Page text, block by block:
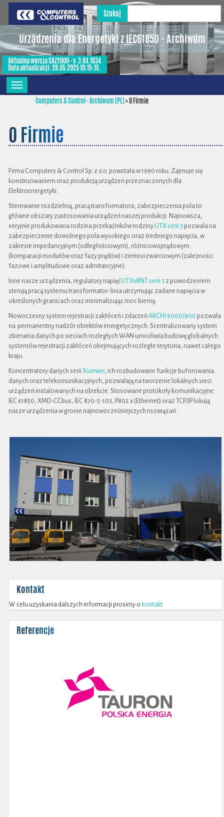
Szukaj
Urządzenia dla Energetyki z IEC61850 - Archiwum
Aktualna wersja SAZ2000 - v. 3.84.1634
Data aktualizacji: 28.05.2025 10:15:15.
Computers & Control - Archiwum (PL)>O Firmie
O Firmie
Firma Computers & Control Sp. z o.o. powstała w 1990 roku. Zajmuje się
konstruowaniem oraz produkcją urządzeń przeznaczonych dla
Elektroenergetyki.
Sterowanie rozdzielnią, pracą transformatora, zabezpieczenia pola to
główne obszary zastosowania urządzeń naszej produkcji. Najnowsza,
seryjnie produkowana rodzina przekaźników rodzinyUTX serii 3 pozwala na
zabezpieczenie dowolnego pola wysokiego oraz średniego napięcia, w
zakresie impedancyjnym (odległościowym), różnicowoprądowym
(komparacji modułów oraz fazy prądów) i ziemnozwarciowym (zależności
fazowe i amplitudowe oraz admitancyjne).
Inne nasze urządzenia, regulatory napięćUTXvRNT serii 3 z powodzeniem
sterują pracą systemu transformator-linia utrzymując zadane napięcia w
określonych granicach oraz minimalizując moc bierną.
Nowoczesny system rejestracji zakłóceń i zdarzeńARCHI 9000/900 pozwala
na permanentny nadzór obiektów energetycznych. Scentralizowany system
zbierania danych po sieciach rozległych WAN umożliwia budowę globalnych
systemów rejestracji zakłóceń obejmujących rozległe terytoria, nawet całego
kraju.
Koncentratory danych serii Xserwer, ich rozbudowane funkcje buforowania
danych oraz telekomunikacyjnych, pozwalają na tworzenie lokalnych sieci
urządzeń instalowanych na obiekcie. Stosowane protokoły komunikacyjne:
IEC 61850, XMD-CCbus, IEC 870-5-103, P802.x (Ethernet) oraz TCP/IP lokują
nasze urządzenia w gronie najnowocześniejszych rozwiązań.
Kontakt
W celu uzyskania dalszych informacji prosimy o kontakt.
Referencje